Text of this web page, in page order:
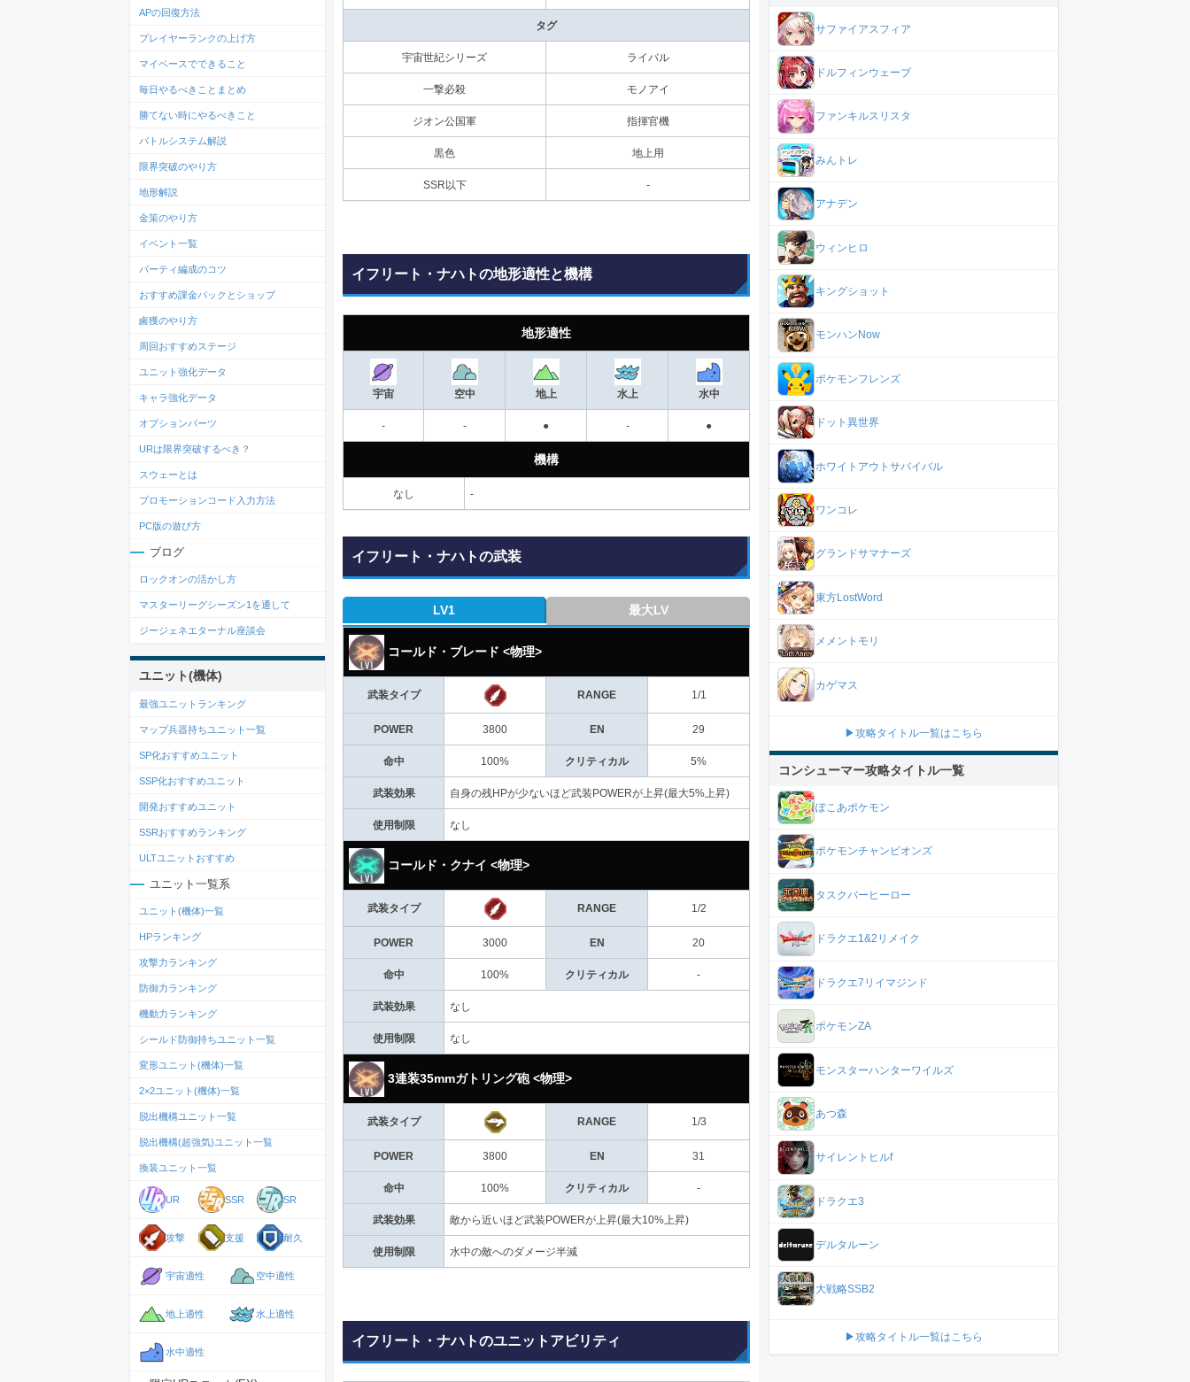
タグ
宇宙世紀シリーズ ライバル
一撃必殺 モノアイ
ジオン公国軍 指揮官機
黒色 地上用
SSR以下 -
イフリート・ナハトの地形適性と機構
地形適性
宇宙 空中 地上 水上 水中
- - ● - ●
機構
なし -
イフリート・ナハトの武装
LV1 最大LV
コールド・ブレード <物理>
武装タイプ RANGE 1/1
POWER 3800 EN 29
命中 100% クリティカル 5%
武装効果 自身の残HPが少ないほど武装POWERが上昇(最大5%上昇)
使用制限 なし
コールド・クナイ <物理>
武装タイプ RANGE 1/2
POWER 3000 EN 20
命中 100% クリティカル -
武装効果 なし
使用制限 なし
3連装35mmガトリング砲 <物理>
武装タイプ RANGE 1/3
POWER 3800 EN 31
命中 100% クリティカル -
武装効果 敵から近いほど武装POWERが上昇(最大10%上昇)
使用制限 水中の敵へのダメージ半減
イフリート・ナハトのユニットアビリティ
APの回復方法
プレイヤーランクの上げ方
マイベースでできること
毎日やるべきことまとめ
勝てない時にやるべきこと
バトルシステム解説
限界突破のやり方
地形解説
金策のやり方
イベント一覧
パーティ編成のコツ
おすすめ課金パックとショップ
鹵獲のやり方
周回おすすめステージ
ユニット強化データ
キャラ強化データ
オプションパーツ
URは限界突破するべき？
スウェーとは
プロモーションコード入力方法
PC版の遊び方
ブログ
ロックオンの活かし方
マスターリーグシーズン1を通して
ジージェネエターナル座談会
ユニット(機体)
最強ユニットランキング
マップ兵器持ちユニット一覧
SP化おすすめユニット
SSP化おすすめユニット
開発おすすめユニット
SSRおすすめランキング
ULTユニットおすすめ
ユニット一覧系
ユニット(機体)一覧
HPランキング
攻撃力ランキング
防御力ランキング
機動力ランキング
シールド防御持ちユニット一覧
変形ユニット(機体)一覧
2×2ユニット(機体)一覧
脱出機構ユニット一覧
脱出機構(超強気)ユニット一覧
換装ユニット一覧
UR SSR SR
攻撃 支援 耐久
宇宙適性 空中適性
地上適性 水上適性
水中適性
サファイアスフィア
ドルフィンウェーブ
ファンキルスリスタ
みんトレ
アナデン
ウィンヒロ
キングショット
モンハンNow
ポケモンフレンズ
ドット異世界
ホワイトアウトサバイバル
ワンコレ
グランドサマナーズ
東方LostWord
メメントモリ
カゲマス
▶攻略タイトル一覧はこちら
コンシューマー攻略タイトル一覧
ぽこあポケモン
ポケモンチャンピオンズ
タスクバーヒーロー
ドラクエ1&2リメイク
ドラクエ7リイマジンド
ポケモンZA
モンスターハンターワイルズ
あつ森
サイレントヒルf
ドラクエ3
デルタルーン
大戦略SSB2
▶攻略タイトル一覧はこちら